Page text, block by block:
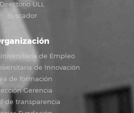
Directorio ULL
Buscador
de Empleo
de Innovación
de formación
Gerencia
de transparencia